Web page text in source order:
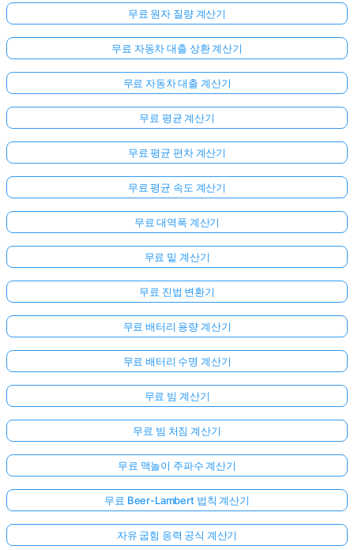
무료 원자 질량 계산기
무료 자동차 대출 상환 계산기
무료 자동차 대출 계산기
무료 평균 계산기
무료 평균 편차 계산기
무료 평균 속도 계산기
무료 대역폭 계산기
무료 밑 계산기
무료 진법 변환기
무료 배터리 용량 계산기
무료 배터리 수명 계산기
무료 빔 계산기
무료 빔 처짐 계산기
무료 맥놀이 주파수 계산기
무료 Beer-Lambert 법칙 계산기
자유 굽힘 응력 공식 계산기